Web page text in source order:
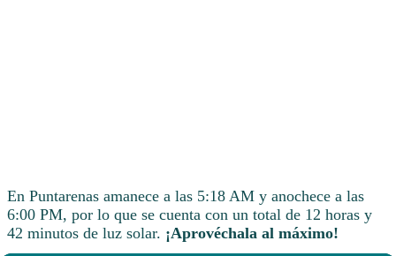
En Puntarenas amanece a las 5:18 AM y anochece a las
6:00 PM, por lo que se cuenta con un total de 12 horas y
42 minutos de luz solar. ¡Aprovéchala al máximo!